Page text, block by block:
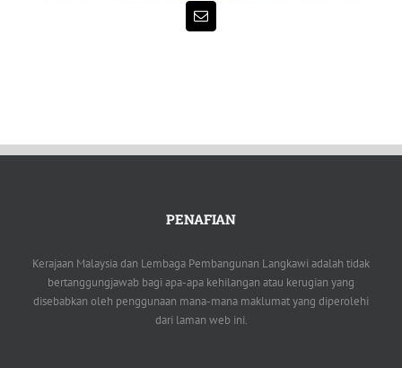
Email
PENAFIAN
Kerajaan Malaysia dan Lembaga Pembangunan Langkawi adalah tidak
bertanggungjawab bagi apa-apa kehilangan atau kerugian yang
disebabkan oleh penggunaan mana-mana maklumat yang diperolehi
dari laman web ini.